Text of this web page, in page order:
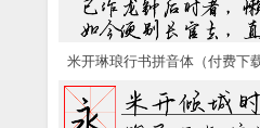
米开琳琅行书拼音体（付费下